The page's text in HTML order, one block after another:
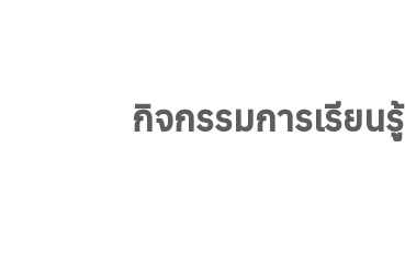
กิจกรรมการเรียนรู้